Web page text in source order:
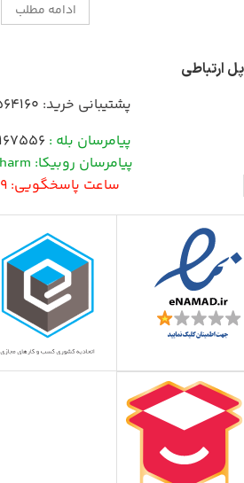
ادامه مطلب
پل ارتباطی
پشتیبانی خرید:
پیامرسان بله :
پیامرسان روبیکا: Mr_charm@
ساعت پاسخگویی: 9 تا 18